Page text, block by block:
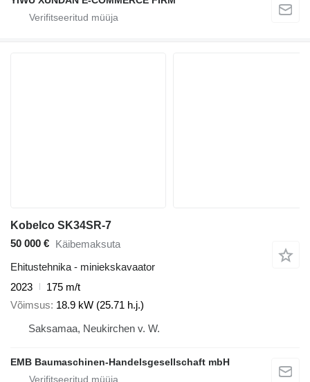
Kobelco SK34SR-7
50 000 € Käibemaksuta
Ehitustehnika - miniekskavaator
2023
175 m/t
Võimsus 18.9 kW (25.71 h.j.)
Saksamaa, Neukirchen v. W.
EMB Baumaschinen-Handelsgesellschaft mbH